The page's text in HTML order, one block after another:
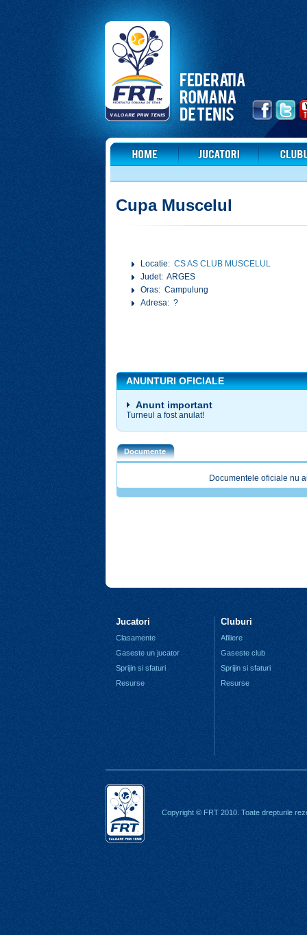
Cupa Muscelul
Locatie:CS AS CLUB MUSCELUL
Judet: ARGES
Oras: Campulung
Adresa: ?
ANUNTURI OFICIALE
Anunt important
Turneul a fost anulat!
Documente
Documentele oficiale nu
Jucatori
Clasamente
Gaseste un jucator
Sprijin si sfaturi
Resurse
Cluburi
Afiliere
Gaseste club
Sprijin si sfaturi
Resurse
Copyright © FRT 2010. Toate drepturile